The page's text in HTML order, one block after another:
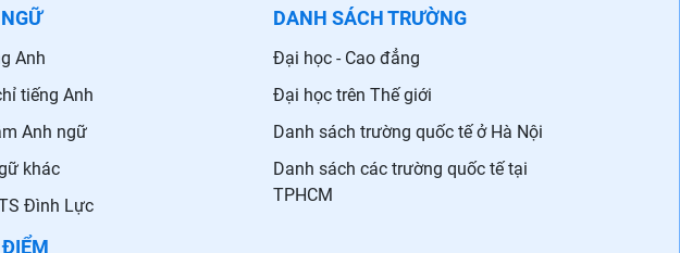
Anh
tiếng Anh
Anh ngữ
khác
Đình Lực
DANH SÁCH TRƯỜNG
Đại học - Cao đẳng
Đại học trên Thế giới
Danh sách trường quốc tế ở Hà Nội
Danh sách các trường quốc tế tại
TPHCM